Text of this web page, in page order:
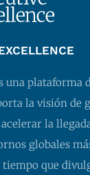
una plataforma
la visión de
la
globales
que